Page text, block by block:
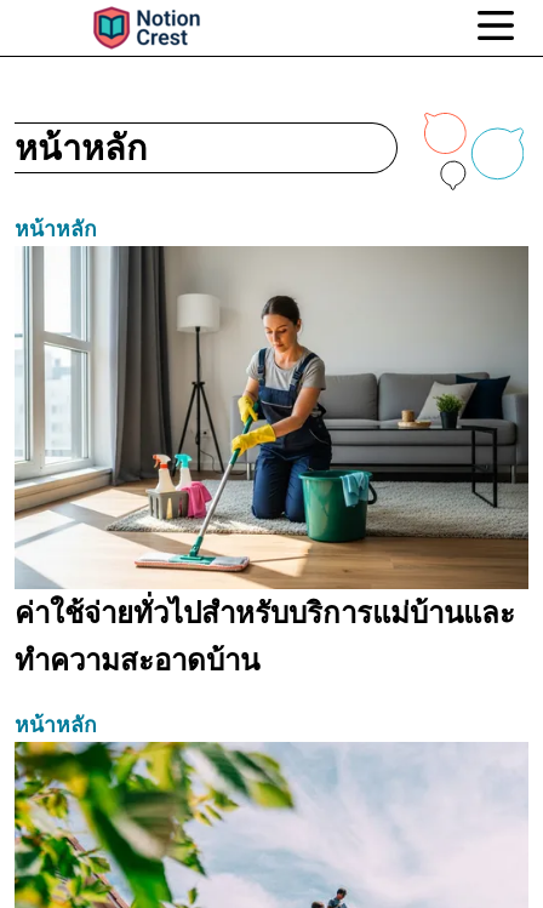
หน้าหลัก
หน้าหลัก
ค่าใช้จ่ายทั่วไปสำหรับบริการแม่บ้านและ
ทำความสะอาดบ้าน
หน้าหลัก